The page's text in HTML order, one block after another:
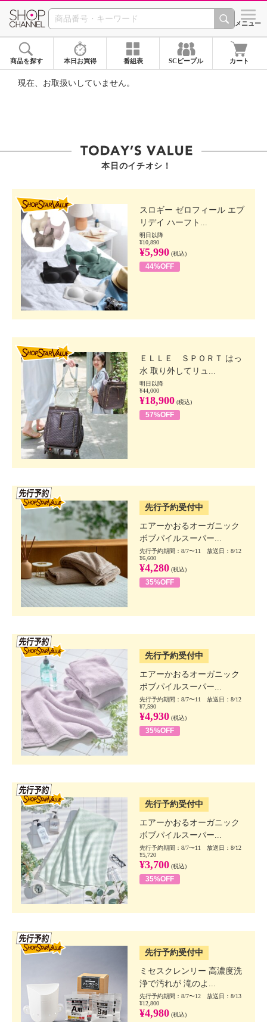
SHOP CHANNEL ショッ
メニュー
商品を探す 本日お買得 番組表 SCピープル カート
現在、お取扱いしていません。
本日のイチオシ！
スロギー ゼロフィール エブ
リデイ ハーフト...
明日以降
¥10,890
¥5,990 (税込)
44%OFF
ＥＬＬＥ ＳＰＯＲＴ はっ
水 取り外してリュ...
明日以降
¥44,000
¥18,900 (税込)
57%OFF
先行予約受付中
エアーかおるオーガニック
ボブパイルスーパー...
先行予約期間：8/7〜11 放送日：8/12
¥6,600
¥4,280 (税込)
35%OFF
先行予約受付中
エアーかおるオーガニック
ボブパイルスーパー...
先行予約期間：8/7〜11 放送日：8/12
¥7,590
¥4,930 (税込)
35%OFF
先行予約受付中
エアーかおるオーガニック
ボブパイルスーパー...
先行予約期間：8/7〜11 放送日：8/12
¥5,720
¥3,700 (税込)
35%OFF
先行予約受付中
ミセスクレンリー 高濃度洗
浄で汚れが 滝のよ...
先行予約期間：8/7〜12 放送日：8/13
¥12,800
¥4,980 (税込)